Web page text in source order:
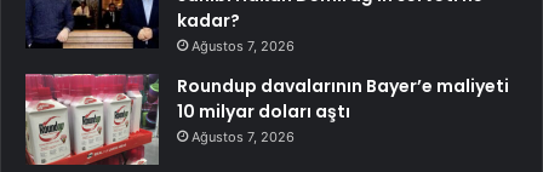
kadar?
Ağustos 7, 2026
Roundup davalarının Bayer’e maliyeti
10 milyar doları aştı
Ağustos 7, 2026